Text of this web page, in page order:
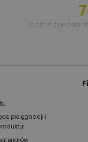
łącznie z
pielęgnacji i